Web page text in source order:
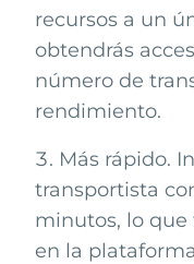
recursos a un
obtendrás
número de
rendimiento.
Más rápido.
transportista
minutos, lo
en la